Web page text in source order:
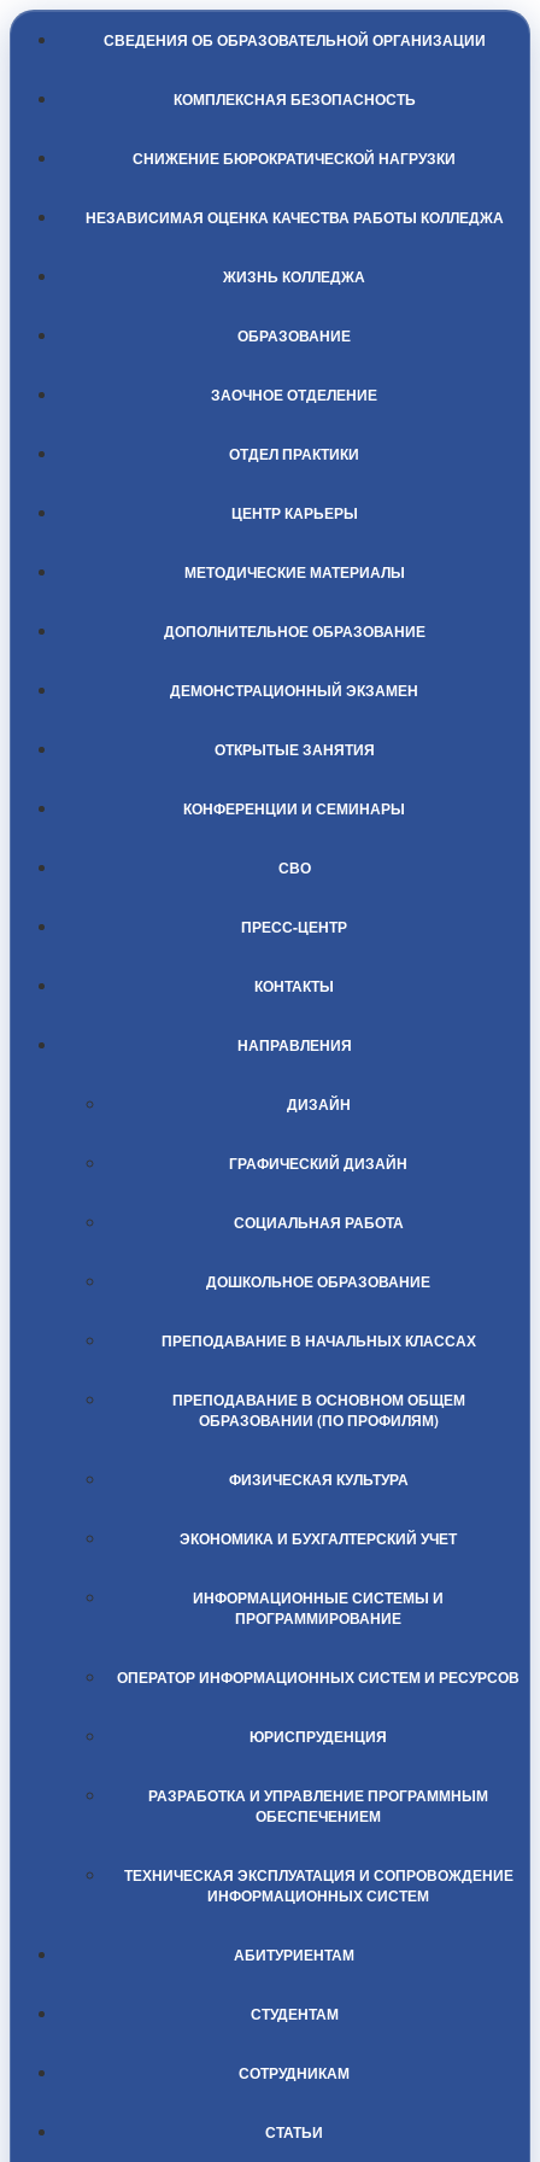
СВЕДЕНИЯ ОБ ОБРАЗОВАТЕЛЬНОЙ ОРГАНИЗАЦИИ
КОМПЛЕКСНАЯ БЕЗОПАСНОСТЬ
СНИЖЕНИЕ БЮРОКРАТИЧЕСКОЙ НАГРУЗКИ
НЕЗАВИСИМАЯ ОЦЕНКА КАЧЕСТВА РАБОТЫ КОЛЛЕДЖА
ЖИЗНЬ КОЛЛЕДЖА
ОБРАЗОВАНИЕ
ЗАОЧНОЕ ОТДЕЛЕНИЕ
ОТДЕЛ ПРАКТИКИ
ЦЕНТР КАРЬЕРЫ
МЕТОДИЧЕСКИЕ МАТЕРИАЛЫ
ДОПОЛНИТЕЛЬНОЕ ОБРАЗОВАНИЕ
ДЕМОНСТРАЦИОННЫЙ ЭКЗАМЕН
ОТКРЫТЫЕ ЗАНЯТИЯ
КОНФЕРЕНЦИИ И СЕМИНАРЫ
СВО
ПРЕСС-ЦЕНТР
КОНТАКТЫ
НАПРАВЛЕНИЯ
ДИЗАЙН
ГРАФИЧЕСКИЙ ДИЗАЙН
СОЦИАЛЬНАЯ РАБОТА
ДОШКОЛЬНОЕ ОБРАЗОВАНИЕ
ПРЕПОДАВАНИЕ В НАЧАЛЬНЫХ КЛАССАХ
ПРЕПОДАВАНИЕ В ОСНОВНОМ ОБЩЕМ
ОБРАЗОВАНИИ (ПО ПРОФИЛЯМ)
ФИЗИЧЕСКАЯ КУЛЬТУРА
ЭКОНОМИКА И БУХГАЛТЕРСКИЙ УЧЕТ
ИНФОРМАЦИОННЫЕ СИСТЕМЫ И
ПРОГРАММИРОВАНИЕ
ОПЕРАТОР ИНФОРМАЦИОННЫХ СИСТЕМ И РЕСУРСОВ
ЮРИСПРУДЕНЦИЯ
РАЗРАБОТКА И УПРАВЛЕНИЕ ПРОГРАММНЫМ
ОБЕСПЕЧЕНИЕМ
ТЕХНИЧЕСКАЯ ЭКСПЛУАТАЦИЯ И СОПРОВОЖДЕНИЕ
ИНФОРМАЦИОННЫХ СИСТЕМ
АБИТУРИЕНТАМ
СТУДЕНТАМ
СОТРУДНИКАМ
СТАТЬИ